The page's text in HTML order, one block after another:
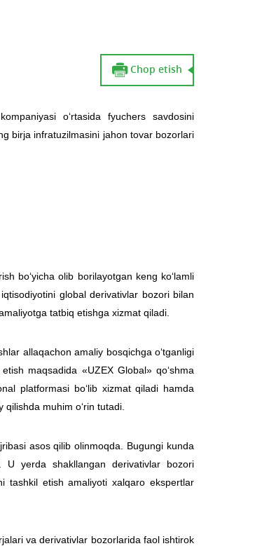
Chop etish
o‘rtasida fyuchers savdosini
birja infratuzilmasini jahon tovar bozorlari
bo‘yicha olib borilayotgan keng ko‘lamli
global derivativlar bozori bilan
tatbiq etishga xizmat qiladi.
allaqachon amaliy bosqichga o‘tganligi
maqsadida «UZEX Global» qo‘shma
platformasi bo‘lib xizmat qiladi hamda
muhim o‘rin tutadi.
asos qilib olinmoqda. Bugungi kunda
yerda shakllangan derivativlar bozori
tashkil etish amaliyoti xalqaro ekspertlar
va derivativlar bozorlarida faol ishtirok